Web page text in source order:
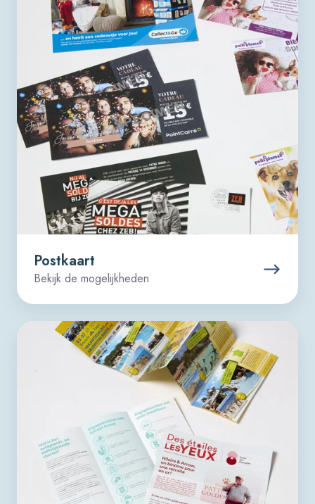
Postkaart
Bekijk de mogelijkheden
Folder